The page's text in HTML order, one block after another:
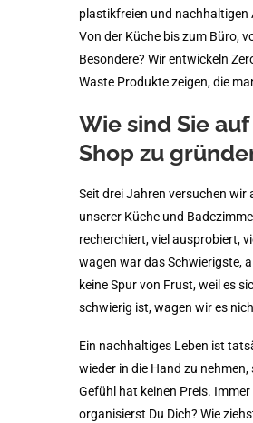
plastikfreien und nachhaltigen
Von der Küche bis zum Büro,
Besondere? Wir entwickeln
Waste Produkte zeigen, die
Wie sind Sie
Shop zu
Seit drei Jahren versuchen
unserer Küche und
recherchiert, viel ausprobiert,
wagen war das Schwierigste,
keine Spur von Frust, weil es
schwierig ist, wagen wir es
Ein nachhaltiges Leben ist
wieder in die Hand zu
Gefühl hat keinen Preis.
organisierst Du Dich? Wie